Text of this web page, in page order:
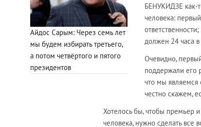
Айдос Сарым: Через семь лет
мы будем избирать третьего,
а потом четвёртого и пятого
президентов
БЕНУКИДЗЕ как-
человека:
должен 24 часа
Очевидно,
поддержали его
что мы являемся
честно скажем,
Хотелось бы, чтобы премьер
человека, нужно сделать все